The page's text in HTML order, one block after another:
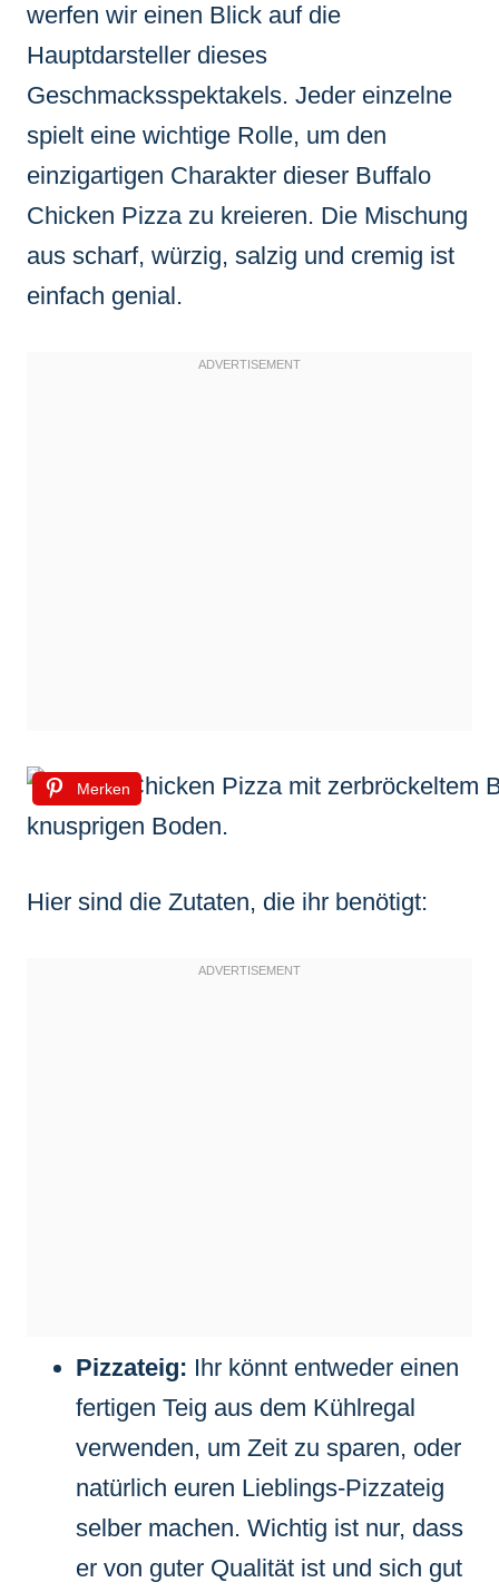
werfen wir einen Blick auf die
Hauptdarsteller dieses
Geschmacksspektakels. Jeder einzelne
spielt eine wichtige Rolle, um den
einzigartigen Charakter dieser Buffalo
Chicken Pizza zu kreieren. Die Mischung
aus scharf, würzig, salzig und cremig ist
einfach genial.
Merken
Hier sind die Zutaten, die ihr benötigt:
Pizzateig: Ihr könnt entweder einen
fertigen Teig aus dem Kühlregal
verwenden, um Zeit zu sparen, oder
natürlich euren Lieblings-Pizzateig
selber machen. Wichtig ist nur, dass
er von guter Qualität ist und sich gut